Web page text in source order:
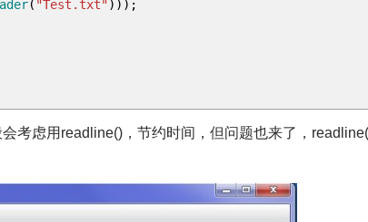
( "Test.txt") ) ) ;
虑用readline()，节约时间，但问题也来了，